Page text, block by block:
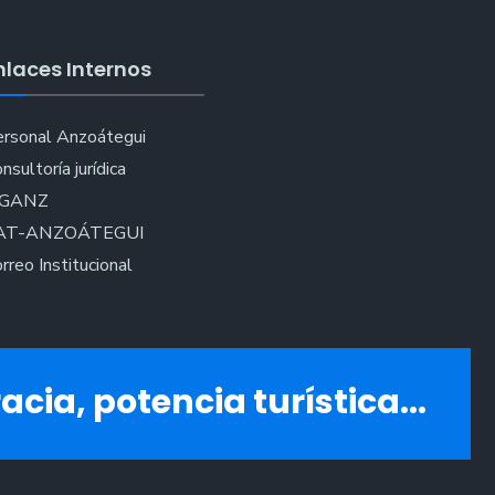
Internos
Anzoátegui
jurídica
ANZOÁTEGUI
Institucional
potencia turística...